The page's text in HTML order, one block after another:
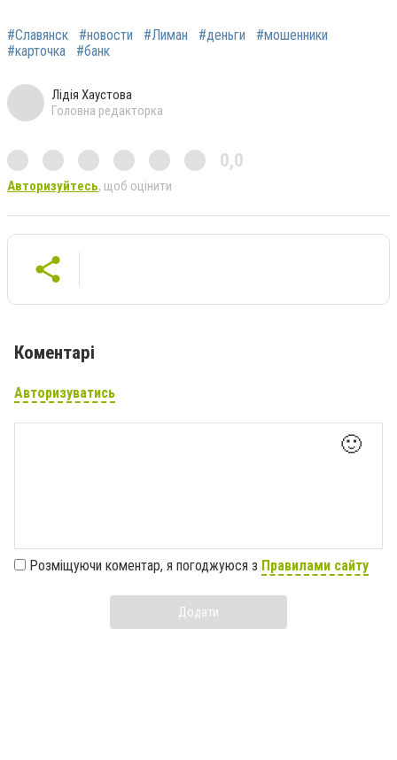
#Славянск #новости #Лиман #деньги
#мошенники
#карточка
#банк
Лідія Хаустова
Головна редакторка
0,0
Авторизуйтесь, щоб оцінити
Коментарі
Авторизуватись
🙂
Розміщуючи коментар, я погоджуюся з Правилами сайту
Додати